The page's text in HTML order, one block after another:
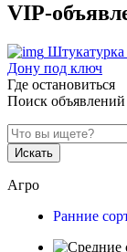
VIP-
Штукатурка
Дону под ключ
Где остановиться
Поиск объявлений
Искать
Агро
Ранние